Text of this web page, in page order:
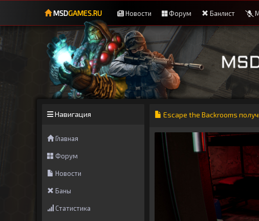
MSDGAMES.RU Новости Форум Банлист
Навигация
Главная
Форум
Новости
Баны
Статистика
Escape the Backrooms